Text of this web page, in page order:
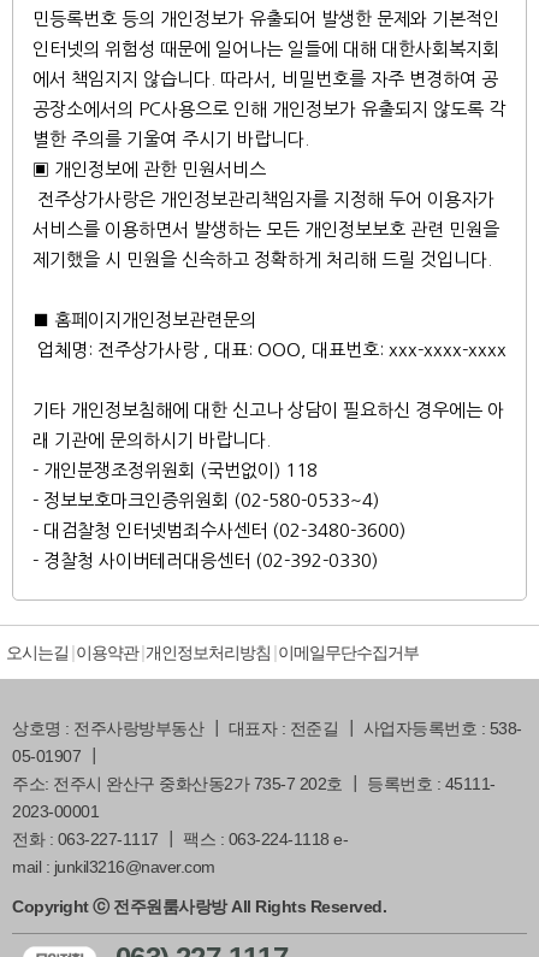
민등록번호 등의 개인정보가 유출되어 발생한 문제와 기본적인
인터넷의 위험성 때문에 일어나는 일들에 대해 대한사회복지회
에서 책임지지 않습니다. 따라서, 비밀번호를 자주 변경하여 공
공장소에서의 PC사용으로 인해 개인정보가 유출되지 않도록 각
별한 주의를 기울여 주시기 바랍니다.
▣ 개인정보에 관한 민원서비스
전주상가사랑은 개인정보관리책임자를 지정해 두어 이용자가
서비스를 이용하면서 발생하는 모든 개인정보보호 관련 민원을
제기했을 시 민원을 신속하고 정확하게 처리해 드릴 것입니다.
■ 홈페이지개인정보관련문의
업체명: 전주상가사랑 , 대표: OOO, 대표번호: xxx-xxxx-xxxx
기타 개인정보침해에 대한 신고나 상담이 필요하신 경우에는 아
래 기관에 문의하시기 바랍니다.
- 개인분쟁조정위원회 (국번없이) 118
- 정보보호마크인증위원회 (02-580-0533~4)
- 대검찰청 인터넷범죄수사센터 (02-3480-3600)
- 경찰청 사이버테러대응센터 (02-392-0330)
오시는길 이용약관 개인정보처리방침 이메일무단수집거부
상호명 : 전주사랑방부동산 ┃ 대표자 : 전준길 ┃ 사업자등록번호 : 538-
05-01907 ┃
주소: 전주시 완산구 중화산동2가 735-7 202호 ┃ 등록번호 : 45111-
2023-00001
전화 : 063-227-1117 ┃ 팩스 : 063-224-1118 e-
mail : junkil3216@naver.com
Copyright ⓒ 전주원룸사랑방 All Rights Reserved.